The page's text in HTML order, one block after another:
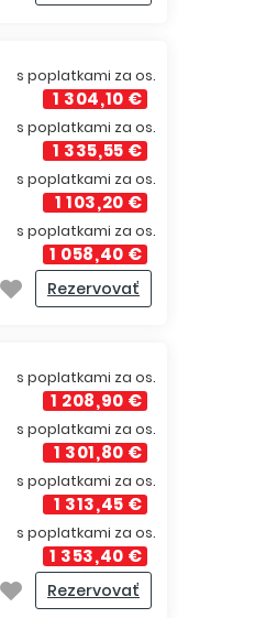
s poplatkami za os.
1 304,10 €
s poplatkami za os.
1 335,55 €
s poplatkami za os.
1 103,20 €
s poplatkami za os.
1 058,40 €
Rezervovať
s poplatkami za os.
1 208,90 €
s poplatkami za os.
1 301,80 €
s poplatkami za os.
1 313,45 €
s poplatkami za os.
1 353,40 €
Rezervovať